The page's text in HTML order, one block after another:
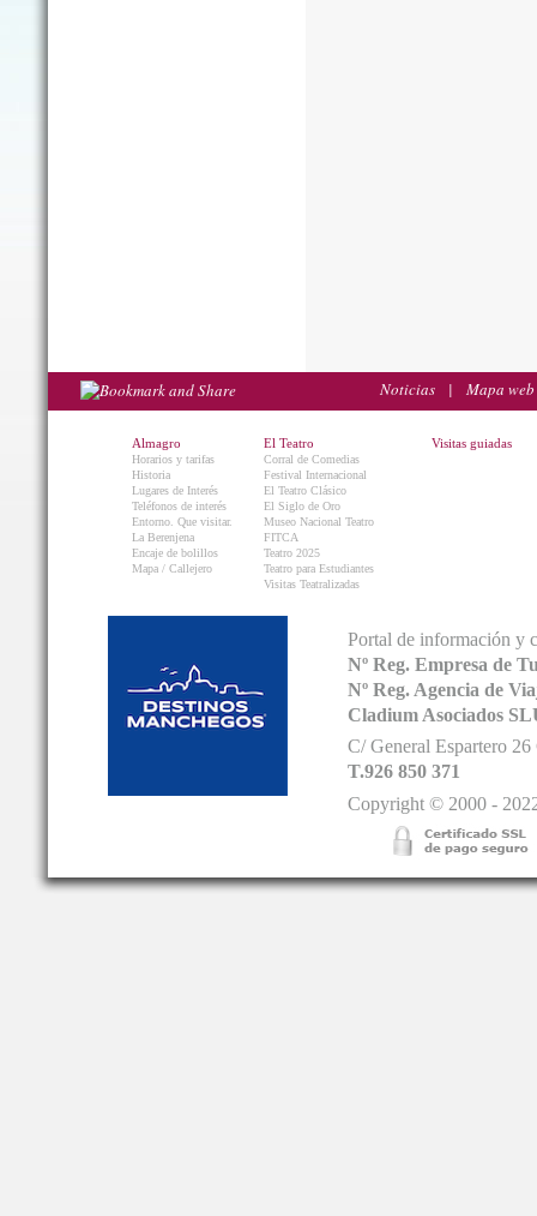
Noticias | Mapa web
Almagro
Horarios y tarifas
Historia
Lugares de Interés
Teléfonos de interés
Entorno. Que visitar.
La Berenjena
Encaje de bolillos
Mapa / Callejero
El Teatro
Corral de Comedias
Festival Internacional
El Teatro Clásico
El Siglo de Oro
Museo Nacional Teatro
FITCA
Teatro 2025
Teatro para Estudiantes
Visitas Teatralizadas
Visitas guiadas
Portal de información y
Nº Reg. Empresa de
Nº Reg. Agencia de
Cladium Asociados
C/ General Espartero
T.926 850 371
Copyright © 2000 -